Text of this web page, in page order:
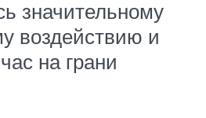
значительному
воздействию и
на грани